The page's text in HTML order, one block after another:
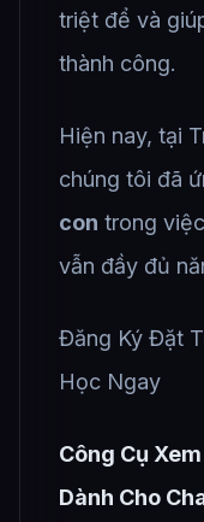
triệt để và
thành công.
Hiện nay, tại
chúng tôi đã
con trong
vẫn đầy đủ
Đăng Ký Đặt
Học Ngay
Công Cụ
Dành Cho